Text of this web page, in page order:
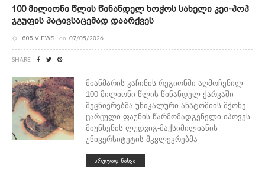
100 Მილიონი Წლის Წინანდელ Ხოჭოს Სახელი Კეი-Პოპ
Ჯგუფის Პატივსაცემად Დაარქვეს
605 VIEWS on 07/05/2026
SHARE
მიანმარის კაჩინის რეგიონში აღმოჩენილ
100 მილიონი წლის წინანდელ ქარვაში
მეცნიერებმა უნიკალური ანატომიის მქონე
ცარცული ფაუნის წარმომადგენელი იპოვეს.
მიუნხენის ლუდვიგ-მაქსიმილიანის
უნივერსიტეტის მკვლევრებმა
ᲡᲠᲣᲚᲐᲓ ᲜᲐᲮᲕᲐ